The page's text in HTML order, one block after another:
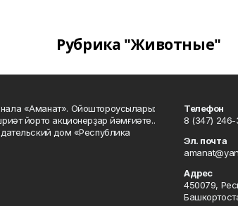
Рубрика "Животные"
«Аманат». Ойоштороусылары:
йорто акционерҙар йәмғиәте..
дом «Республика
Телефон
8 (347) 246-
Эл. почта
Адрес
450079,